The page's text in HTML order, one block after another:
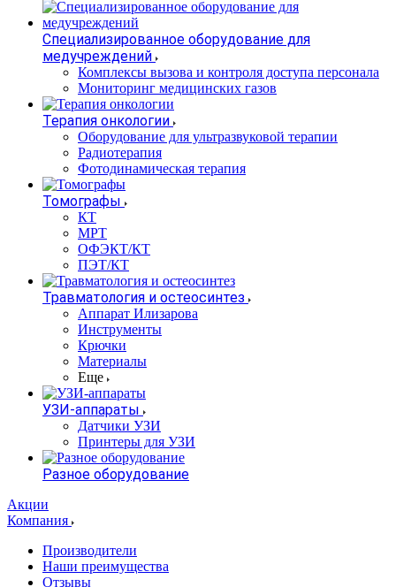
Специализированное оборудование для
медучреждений
Комплексы вызова и контроля доступа персонала
Мониторинг медицинских газов
Терапия онкологии
Оборудование для ультразвуковой терапии
Радиотерапия
Фотодинамическая терапия
Томографы
КТ
МРТ
ОФЭКТ/КТ
ПЭТ/КТ
Травматология и остеосинтез
Аппарат Илизарова
Инструменты
Крючки
Материалы
Еще
УЗИ-аппараты
Датчики УЗИ
Принтеры для УЗИ
Разное оборудование
Акции
Компания
Производители
Наши преимущества
Отзывы